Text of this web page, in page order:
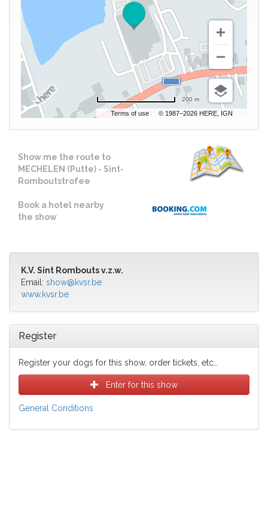
Terms of use © 1987–2026 HERE, IGN
200 m
Show me the route to
MECHELEN (Putte) - Sint-
Romboutstrofee
Book a hotel nearby
the show
K.V. Sint Rombouts v.z.w.
Email: show@kvsr.be
www.kvsr.be
Register
Register your dogs for this show, order tickets, etc…
Enter for this show
General Conditions